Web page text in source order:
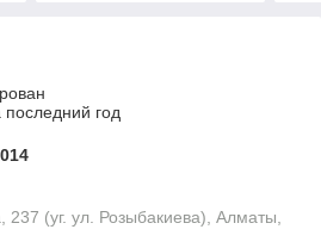
год
237 (уг. ул. Розыбакиева), Алматы,